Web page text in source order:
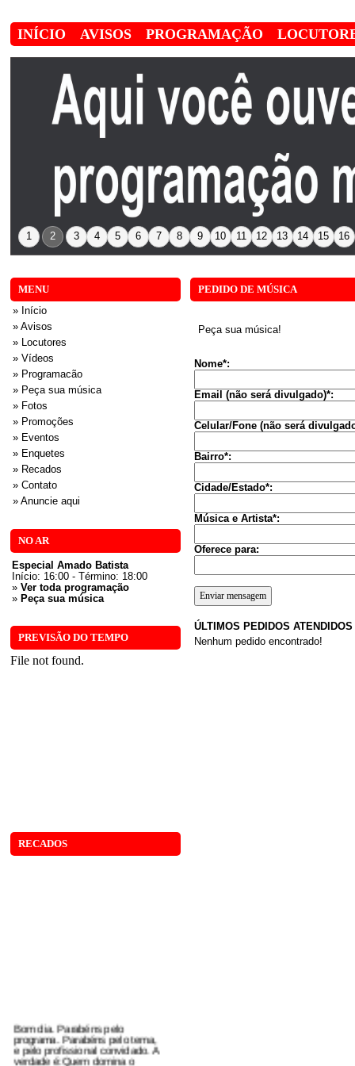
INÍCIO AVISOS PROGRAMAÇÃO
1 2 3 4 5 6 7 8 9 10 11 12 13 14 15 16
MENU
» Início
» Avisos
» Locutores
» Vídeos
» Programacão
» Peça sua música
» Fotos
» Promoções
» Eventos
» Enquetes
» Recados
» Contato
» Anuncie aqui
NO AR
Especial Amado Batista
Início: 16:00 - Término: 18:00
» Ver toda programação
» Peça sua música
PREVISÃO DO TEMPO
RECADOS
Bom dia. Parabéns pelo
programa. Parabéns pelo tema,
e pelo profissional convidado. A
verdade é:Quem domina o
PEDIDO DE MÚSICA
Peça sua música!
Nome*:
Email (não será divulgado)*:
Celular/Fone (não será
Bairro*:
Cidade/Estado*:
Música e Artista*:
Oferece para:
ÚLTIMOS PEDIDOS ATENDIDOS
Nenhum pedido encontrado!